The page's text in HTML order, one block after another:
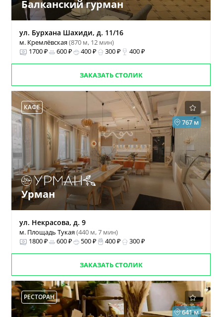
Балканский гурман
ул. Бурхана Шахиди, д. 11/16
м. Кремлёвская(870 м, 12 мин)
1700 ₽
600 ₽ 400 ₽ 300 ₽ 400 ₽
ЗАКАЗАТЬ СТОЛИК
КАФЕ
767 м
Урман
ул. Некрасова, д. 9
м. Площадь Тукая(440 м, 7 мин)
1800 ₽
600 ₽ 500 ₽ 400 ₽ 300 ₽
ЗАКАЗАТЬ СТОЛИК
РЕСТОРАН
641 м